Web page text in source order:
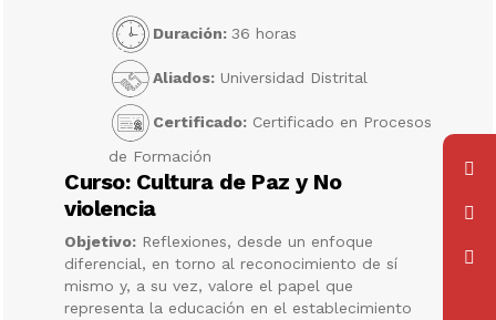
Duración: 36 horas
Aliados: Universidad Distrital
Certificado: Certificado en Procesos
de Formación
Curso: Cultura de Paz y No
violencia
Objetivo: Reflexiones, desde un enfoque
diferencial, en torno al reconocimiento de sí
mismo y, a su vez, valore el papel que
representa la educación en el establecimiento